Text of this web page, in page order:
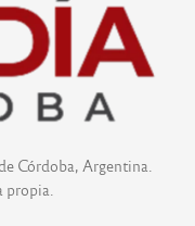
Córdoba, Argentina.
propia.